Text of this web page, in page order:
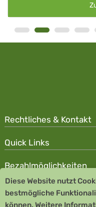
Rechtliches & Kontakt
Quick Links
Bezahlmöglichkeiten
Copyright © 2026 Team
Remedia Homöopathie
Diese Website nutzt
bestmögliche
können. Weitere